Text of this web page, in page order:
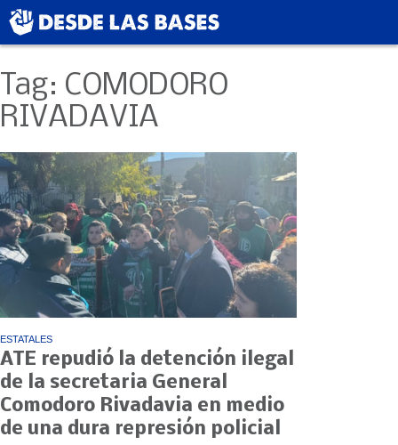
Tag: COMODORO
RIVADAVIA
ESTATALES
ATE repudió la detención ilegal
de la secretaria General
Comodoro Rivadavia en medio
de una dura represión policial